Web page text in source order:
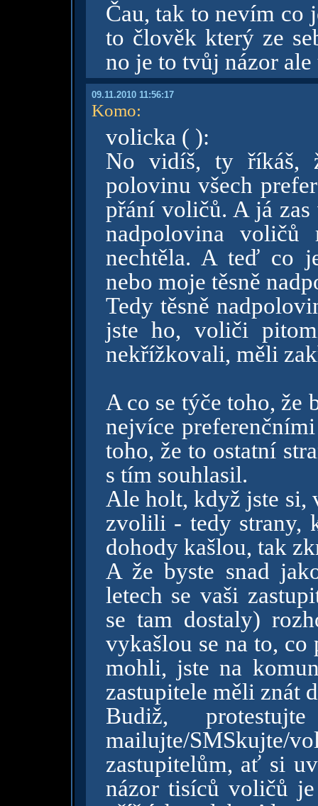
Čau, tak to nevím co
to člověk který ze
no je to tvůj názor
09.11.2010 11:56:17
Komo:
volicka ( ):
No vidíš, ty říkáš,
polovinu všech
přání voličů. A já zas
nadpolovina
nechtěla. A teď co
nebo moje těsně
Tedy těsně
jste ho, voliči
nekřížkovali, měli
A co se týče toho, že
nejvíce
toho, že to ostatní
s tím souhlasil.
Ale holt, když jste
zvolili - tedy strany,
dohody kašlou, tak
A že byste snad
letech se vaši
se tam dostaly)
vykašlou se na to,
mohli, jste na
zastupitele měli znát
Budiž,
mailujte/
zastupitelům, ať si
názor tisíců voličů